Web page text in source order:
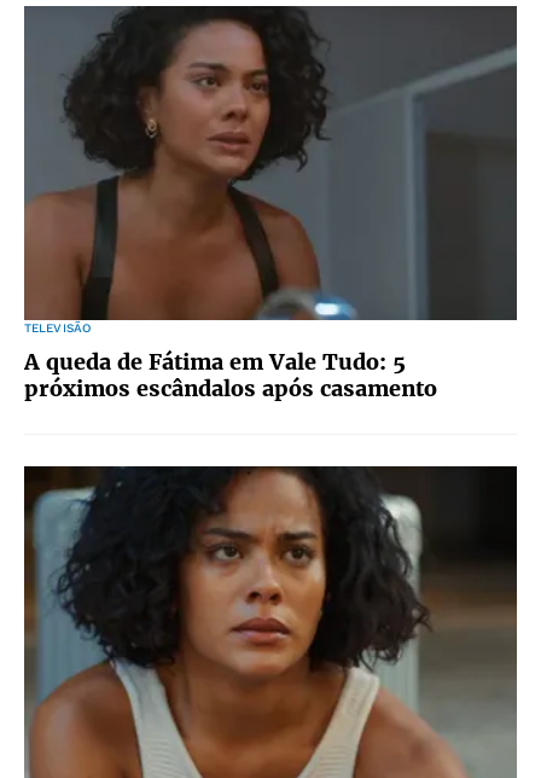
TELEVISÃO
A queda de Fátima em Vale Tudo: 5
próximos escândalos após casamento